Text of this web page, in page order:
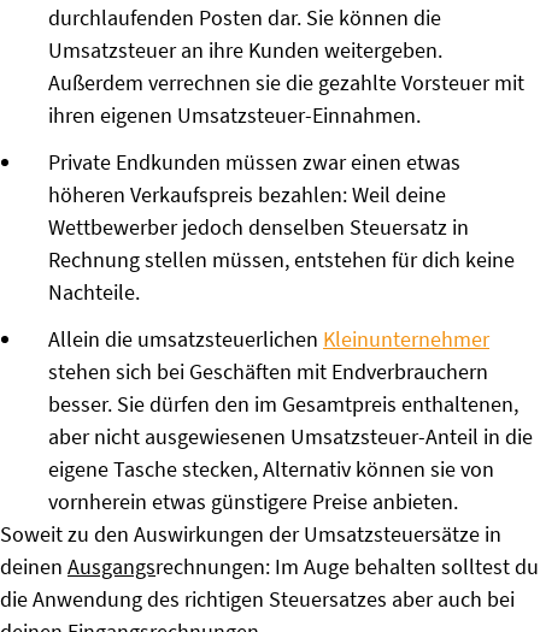
durchlaufenden Posten dar. Sie können die
Umsatzsteuer an ihre Kunden weitergeben.
Außerdem verrechnen sie die gezahlte Vorsteuer mit
ihren eigenen Umsatzsteuer-Einnahmen.
Private Endkunden müssen zwar einen etwas
höheren Verkaufspreis bezahlen: Weil deine
Wettbewerber jedoch denselben Steuersatz in
Rechnung stellen müssen, entstehen für dich keine
Nachteile.
Allein die umsatzsteuerlichen Kleinunternehmer
stehen sich bei Geschäften mit Endverbrauchern
besser. Sie dürfen den im Gesamtpreis enthaltenen,
aber nicht ausgewiesenen Umsatzsteuer-Anteil in die
eigene Tasche stecken, Alternativ können sie von
vornherein etwas günstigere Preise anbieten.
Soweit zu den Auswirkungen der Umsatzsteuersätze in
deinen Ausgangsrechnungen: Im Auge behalten solltest du
die Anwendung des richtigen Steuersatzes aber auch bei